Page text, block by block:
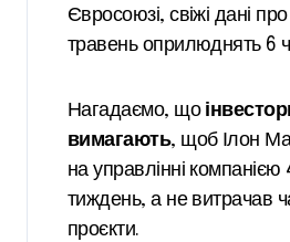
Євросоюзі, свіжі дані
травень оприлюднять 6
Нагадаємо, що
вимагають, щоб Ілон
на управлінні
тиждень, а не витрачав
проєкти.